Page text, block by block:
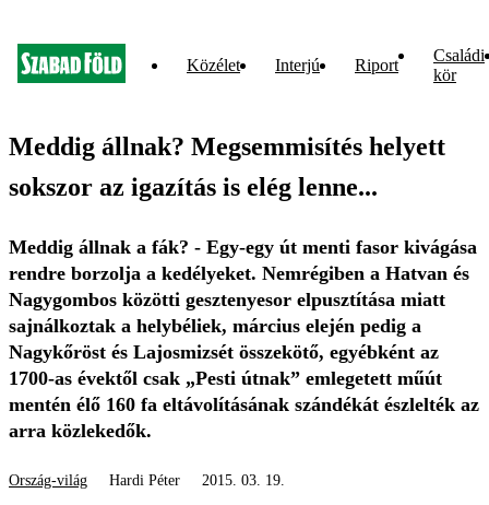
Közélet Interjú Riport
Családi
kör
Meddig állnak? Megsemmisítés helyett
sokszor az igazítás is elég lenne...
Meddig állnak a fák? - Egy-egy út menti fasor kivágása
rendre borzolja a kedélyeket. Nemrégiben a Hatvan és
Nagygombos közötti gesztenyesor elpusztítása miatt
sajnálkoztak a helybéliek, március elején pedig a
Nagykőröst és Lajosmizsét összekötő, egyébként az
1700-as évektől csak „Pesti útnak” emlegetett műút
mentén élő 160 fa eltávolításának szándékát észlelték az
arra közlekedők.
Ország-világ Hardi Péter 2015. 03. 19.